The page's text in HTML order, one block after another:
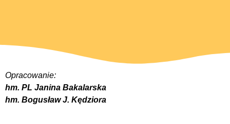
Opracowanie:
hm. PL Janina Bakalarska
hm. Bogusław J. Kędziora